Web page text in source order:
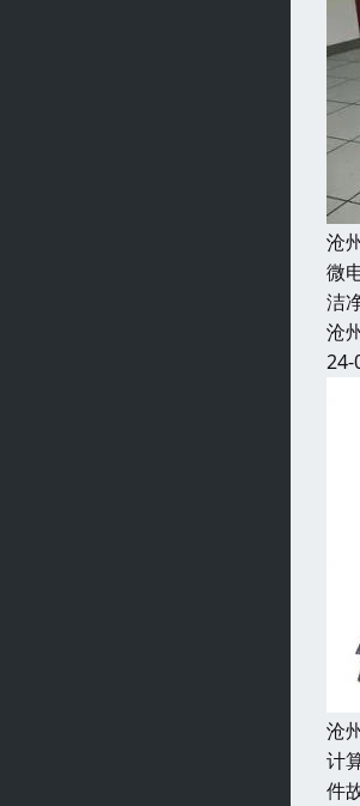
沧
微
洁
沧
24-
沧
计
件